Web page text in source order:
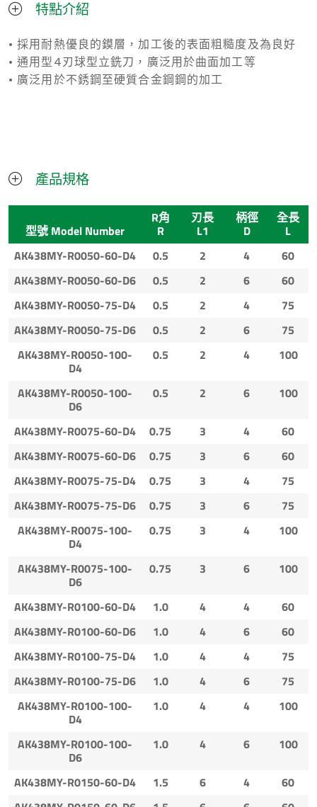
特點介紹
• 採用耐熱優良的鏌層，加工後的表面粗糙度及為良好
• 通用型4刃球型立銑刀，廣泛用於曲面加工等
• 廣泛用於不銹鋼至硬質合金鋼鋼的加工
產品規格
型號 Model Number
R角
R
刃長
L1
柄徑
D
全長
L
AK438MY-R0050-60-D4
0.5 2 4
60
AK438MY-R0050-60-D6
0.5 2 6
60
AK438MY-R0050-75-D4
0.5 2 4
75
AK438MY-R0050-75-D6
0.5 2 6
75
AK438MY-R0050-100-
D4
0.5 2 4 100
AK438MY-R0050-100-
D6
0.5 2 6 100
AK438MY-R0075-60-D4 0.75 3 4
60
AK438MY-R0075-60-D6
0.75 3 6
60
AK438MY-R0075-75-D4
0.75 3 4
75
AK438MY-R0075-75-D6
0.75 3 6
75
AK438MY-R0075-100-
D4
0.75 3 4 100
AK438MY-R0075-100-
D6
0.75 3 6 100
AK438MY-R0100-60-D4 1.0 4 4
60
AK438MY-R0100-60-D6
1.0 4 6
60
AK438MY-R0100-75-D4
1.0 4 4
75
AK438MY-R0100-75-D6
1.0 4 6
75
AK438MY-R0100-100-
D4
1.0 4 4 100
AK438MY-R0100-100-
D6
1.0 4 6 100
AK438MY-R0150-60-D4 1.5 6 4
60